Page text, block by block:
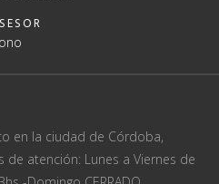
en la ciudad de Córdoba,
atención: Lunes a Viernes de